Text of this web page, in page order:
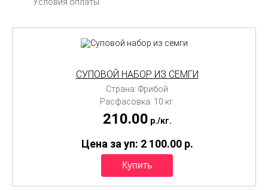
Условия оплаты
СУПОВОЙ НАБОР ИЗ СЕМГИ
Страна: Фрибой
Расфасовка: 10 кг.
210.00 p./кг.
Цена за уп: 2 100.00 p.